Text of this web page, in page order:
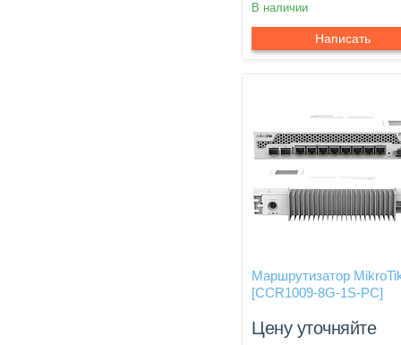
В наличии
Написать
Маршрутизатор
[CCR1009-8G-1S-PC]
Цену уточняйте